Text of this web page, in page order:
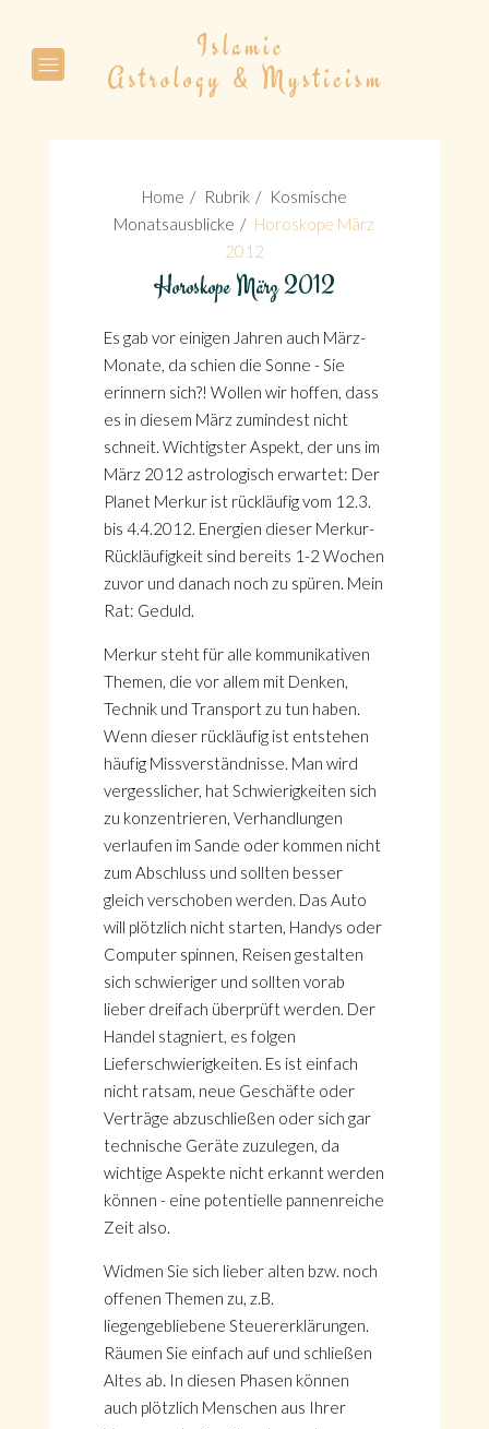
Home Rubrik
Kosmische
Monatsausblicke
Horoskope März
2012
Horoskope März 2012
Es gab vor einigen Jahren auch März-
Monate, da schien die Sonne - Sie
erinnern sich?! Wollen wir hoffen, dass
es in diesem März zumindest nicht
schneit. Wichtigster Aspekt, der uns im
März 2012 astrologisch erwartet: Der
Planet Merkur ist rückläufig vom 12.3.
bis 4.4.2012. Energien dieser Merkur-
Rückläufigkeit sind bereits 1-2 Wochen
zuvor und danach noch zu spüren. Mein
Rat: Geduld.
Merkur steht für alle kommunikativen
Themen, die vor allem mit Denken,
Technik und Transport zu tun haben.
Wenn dieser rückläufig ist entstehen
häufig Missverständnisse. Man wird
vergesslicher, hat Schwierigkeiten sich
zu konzentrieren, Verhandlungen
verlaufen im Sande oder kommen nicht
zum Abschluss und sollten besser
gleich verschoben werden. Das Auto
will plötzlich nicht starten, Handys oder
Computer spinnen, Reisen gestalten
sich schwieriger und sollten vorab
lieber dreifach überprüft werden. Der
Handel stagniert, es folgen
Lieferschwierigkeiten. Es ist einfach
nicht ratsam, neue Geschäfte oder
Verträge abzuschließen oder sich gar
technische Geräte zuzulegen, da
wichtige Aspekte nicht erkannt werden
können - eine potentielle pannenreiche
Zeit also.
Widmen Sie sich lieber alten bzw. noch
offenen Themen zu, z.B.
liegengebliebene Steuererklärungen.
Räumen Sie einfach auf und schließen
Altes ab. In diesen Phasen können
auch plötzlich Menschen aus Ihrer